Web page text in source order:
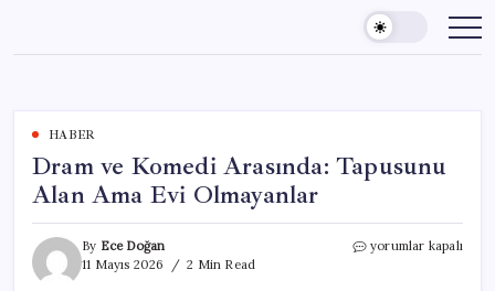
content
HABER
Dram ve Komedi Arasında: Tapusunu
Alan Ama Evi Olmayanlar
By Ece Doğan
11 Mayıs 2026
2 Min Read
Dram
yorumlar kapalı